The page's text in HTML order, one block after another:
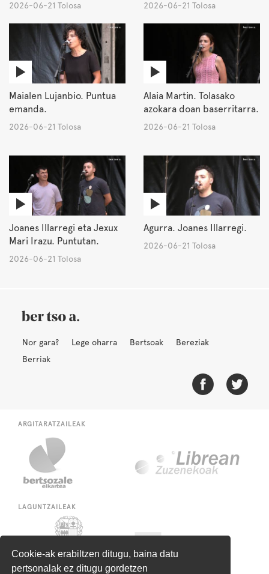
Cookie-ak erabiltzen ditugu, baina datu
pertsonalak ez ditugu gordetzen
2026-06-21 Tolosa 2026-06-21 Tolosa
Maialen Lujanbio. Puntua
emanda.
2026-06-21 Tolosa
Alaia Martin. Tolasako
azokara doan baserritarra.
2026-06-21 Tolosa
Joanes Illarregi eta Jexux
Mari Irazu. Puntutan.
2026-06-21 Tolosa
Agurra. Joanes Illarregi.
2026-06-21 Tolosa
Nor gara? Lege oharra Bertsoak
Bereziak
Berriak
ARGITARATZAILEAK
LAGUNTZAILEAK